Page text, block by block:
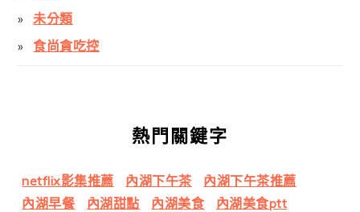
未分類
食尚貪吃控
熱門關鍵字
netflix影集推薦 內湖下午茶
內湖下午茶推薦
內湖早餐
內湖甜點 內湖美食
內湖美食ptt